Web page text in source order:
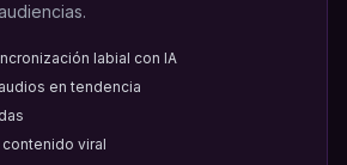
labial con IA
en tendencia
viral